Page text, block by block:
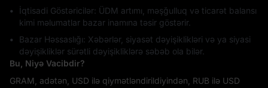
İqtisadi Göstəricilər: ÜDM artımı, məşğulluq və ticarət balansı
kimi məlumatlar bazar inamına təsir göstərir.
Bazar Həssaslığı: Xəbərlər, siyasət dəyişiklikləri və ya siyasi
dəyişikliklər sürətli dəyişikliklərə səbəb ola bilər.
Bu, Niyə Vacibdir?
GRAM, adətən, USD ilə qiymətləndirildiyindən, RUB ilə USD